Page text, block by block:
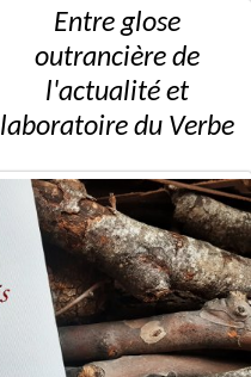
Entre glose
outrancière de
l'actualité et
laboratoire du Verbe